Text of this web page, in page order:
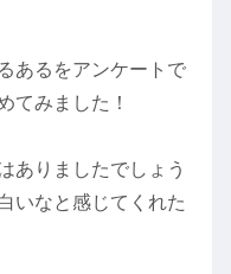
あるをアンケートで
てみました！
ありましたでしょう
いなと感じてくれた